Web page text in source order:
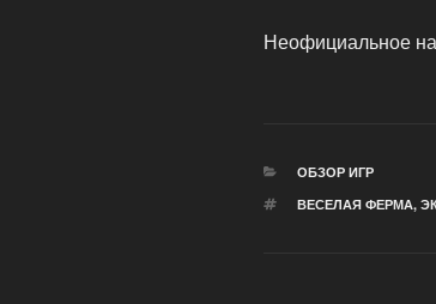
Неофициальное
РУБРИКИ
ОБЗОР ИГР
МЕТКИ
ВЕСЕЛАЯ ФЕРМА,